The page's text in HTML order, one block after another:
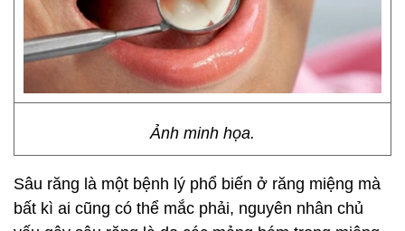
Ảnh minh họa.
Sâu răng là một bệnh lý phổ biến ở răng miệng mà
bất kì ai cũng có thể mắc phải, nguyên nhân chủ